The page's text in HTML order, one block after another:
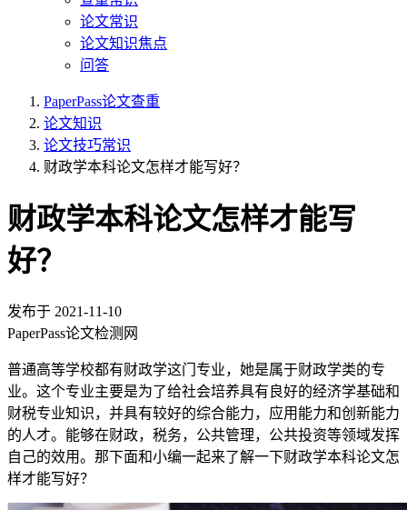
论文常识
论文知识焦点
问答
PaperPass论文查重
论文知识
论文技巧常识
财政学本科论文怎样才能写好？
财政学本科论文怎样才能写
好？
发布于 2021-11-10
PaperPass论文检测网
普通高等学校都有财政学这门专业，她是属于财政学类的专
业。这个专业主要是为了给社会培养具有良好的经济学基础和
财税专业知识，并具有较好的综合能力，应用能力和创新能力
的人才。能够在财政，税务，公共管理，公共投资等领域发挥
自己的效用。那下面和小编一起来了解一下财政学本科论文怎
样才能写好？